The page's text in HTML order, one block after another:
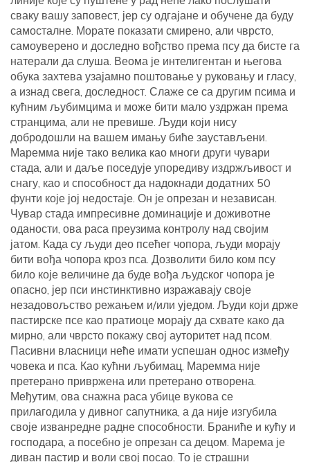
сваку вашу заповест, јер су одгајане и обучене да буду
самосталне. Морате показати смирено, али чврсто,
самоуверено и доследно вођство према псу да бисте га
натерали да слуша. Веома је интелигентан и његова
обука захтева узајамно поштовање у руковању и гласу,
а изнад свега, доследност. Слаже се са другим псима и
кућним љубимцима и може бити мало уздржан према
странцима, али не превише. Људи који нису
добродошли на вашем имању биће заустављени.
Маремма није тако велика као многи други чувари
стада, али и даље поседује упоредиву издржљивост и
снагу, као и способност да надокнади додатних 50
фунти које јој недостаје. Он је опрезан и независан.
Чувар стада импресивне доминације и доживотне
оданости, ова раса преузима контролу над својим
јатом. Када су људи део псећег чопора, људи морају
бити вођа чопора кроз пса. Дозволити било ком псу
било које величине да буде вођа људског чопора је
опасно, јер пси инстинктивно изражавају своје
незадовољство режањем и/или уједом. Људи који држе
пастирске псе као пратиоце морају да схвате како да
мирно, али чврсто покажу свој ауторитет над псом.
Пасивни власници неће имати успешан однос између
човека и пса. Као кућни љубимац, Маремма није
претерано привржена или претерано отворена.
Међутим, ова снажна раса убице вукова се
прилагодила у дивног сапутника, а да није изгубила
своје изванредне радне способности. Браниће и кућу и
господара, а посебно је опрезан са децом. Марема је
диван пастир и воли свој посао. То је страшни